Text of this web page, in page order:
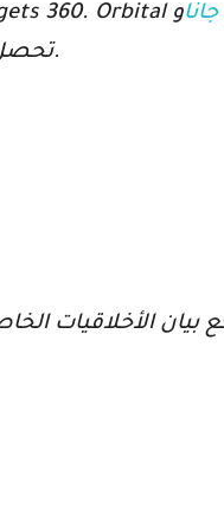
جانا
تحصل على البودكاست الخاص بك.